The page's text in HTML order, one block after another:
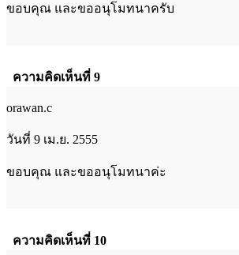
ขอบคุณ และขออนุโมทนาครับ
ความคิดเห็นที่ 9
orawan.c
วันที่ 9 เม.ย. 2555
ขอบคุณ และขออนุโมทนาค่ะ
ความคิดเห็นที่ 10